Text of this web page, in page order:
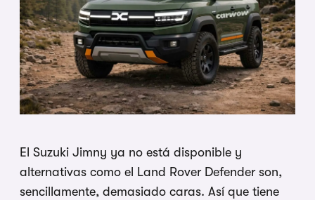
El Suzuki Jimny ya no está disponible y
alternativas como el Land Rover Defender son,
sencillamente, demasiado caras. Así que tiene